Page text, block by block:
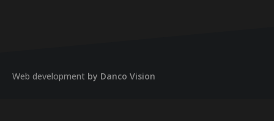
Web development by Danco Vision